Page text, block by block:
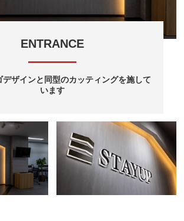
ENTRANCE
デザインと同型のカッティングを施して
います